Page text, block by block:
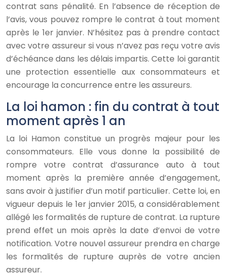
contrat sans pénalité. En l’absence de réception de
l’avis, vous pouvez rompre le contrat à tout moment
après le 1er janvier. N’hésitez pas à prendre contact
avec votre assureur si vous n’avez pas reçu votre avis
d’échéance dans les délais impartis. Cette loi garantit
une protection essentielle aux consommateurs et
encourage la concurrence entre les assureurs.
La loi hamon : fin du contrat à tout
moment après 1 an
La loi Hamon constitue un progrès majeur pour les
consommateurs. Elle vous donne la possibilité de
rompre votre contrat d’assurance auto à tout
moment après la première année d’engagement,
sans avoir à justifier d’un motif particulier. Cette loi, en
vigueur depuis le 1er janvier 2015, a considérablement
allégé les formalités de rupture de contrat. La rupture
prend effet un mois après la date d’envoi de votre
notification. Votre nouvel assureur prendra en charge
les formalités de rupture auprès de votre ancien
assureur.